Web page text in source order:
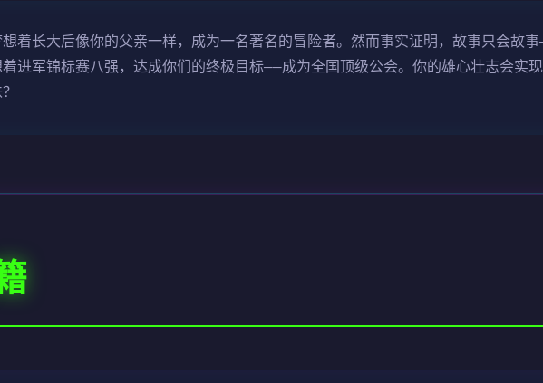
着长大后像你的父亲一样，成为一名著名的冒险者。然而事实证明，故事只会故
进军锦标赛八强，达成你们的终极目标——成为全国顶级公会。你的雄心壮志会实